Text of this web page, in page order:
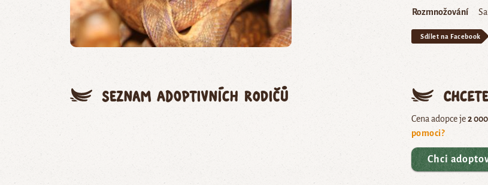
Rozmnožování
Sdílet na Facebook
Seznam adoptivních rodičů
Cena adopce je2
pomoci?
Chci